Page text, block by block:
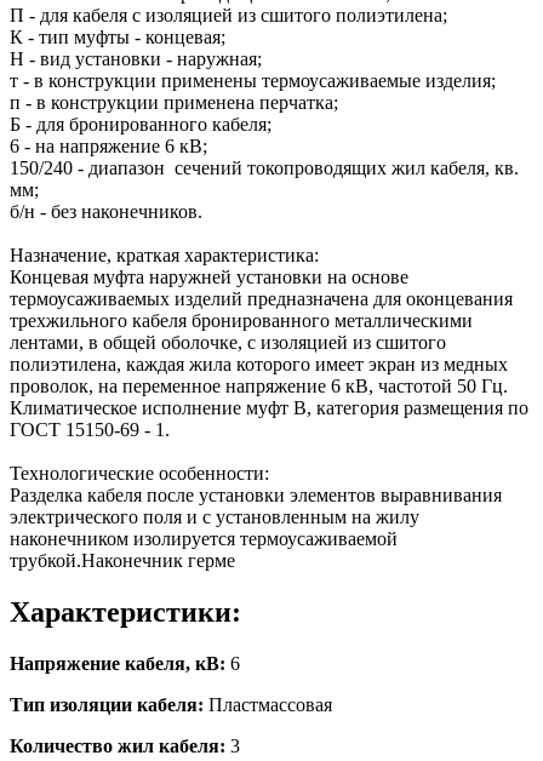
П - для кабеля с изоляцией из сшитого полиэтилена;
К - тип муфты - концевая;
Н - вид установки - наружная;
т - в конструкции применены термоусаживаемые изделия;
п - в конструкции применена перчатка;
Б - для бронированного кабеля;
6 - на напряжение 6 кВ;
150/240 - диапазон сечений токопроводящих жил кабеля, кв.
мм;
б/н - без наконечников.
Назначение, краткая характеристика:
Концевая муфта наружней установки на основе
термоусаживаемых изделий предназначена для оконцевания
трехжильного кабеля бронированного металлическими
лентами, в общей оболочке, с изоляцией из сшитого
полиэтилена, каждая жила которого имеет экран из медных
проволок, на переменное напряжение 6 кВ, частотой 50 Гц.
Климатическое исполнение муфт В, категория размещения по
ГОСТ 15150-69 - 1.
Технологические особенности:
Разделка кабеля после установки элементов выравнивания
электрического поля и с установленным на жилу
наконечником изолируется термоусаживаемой
трубкой.Наконечник герме
Характеристики:
Напряжение кабеля, кВ: 6
Тип изоляции кабеля: Пластмассовая
Количество жил кабеля: 3